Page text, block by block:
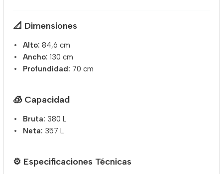
📐 Dimensiones
Alto: 84,6 cm
Ancho: 130 cm
Profundidad: 70 cm
🧊 Capacidad
Bruta: 380 L
Neta: 357 L
⚙️ Especificaciones Técnicas